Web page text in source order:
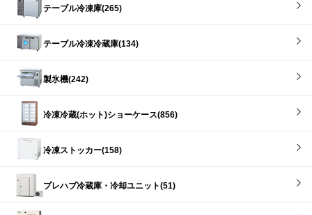
テーブル冷凍庫(265)
テーブル冷凍冷蔵庫(134)
製氷機(242)
冷凍冷蔵(ホット)ショーケース(856)
冷凍ストッカー(158)
プレハブ冷蔵庫・冷却ユニット(51)